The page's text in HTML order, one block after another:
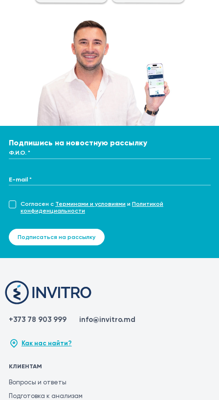
Подпишись на новостную рассылку
Ф.И.О. *
E-mail *
Согласен с Терминами и условиями и Политикой
конфиденциальности
Подписаться на рассылку
+373 78 903 999 info@invitro.md
Как нас найти?
КЛИЕНТАМ
Вопросы и ответы
Подготовка к анализам